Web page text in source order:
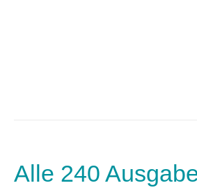
Alle 240